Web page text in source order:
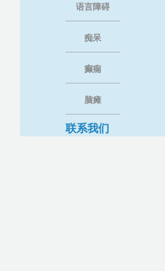
语言障碍
痴呆
癫痫
脑瘫
联系我们